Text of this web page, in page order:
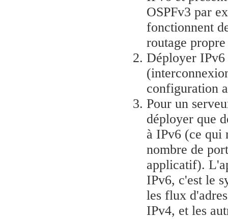
OSPFv3 par
fonctionnent
routage propre
Déployer IPv6
configuration
Pour un
déployer que
à IPv6 (ce qui
nombre de
applicatif).
IPv6, c'est le
les flux
IPv4, et les